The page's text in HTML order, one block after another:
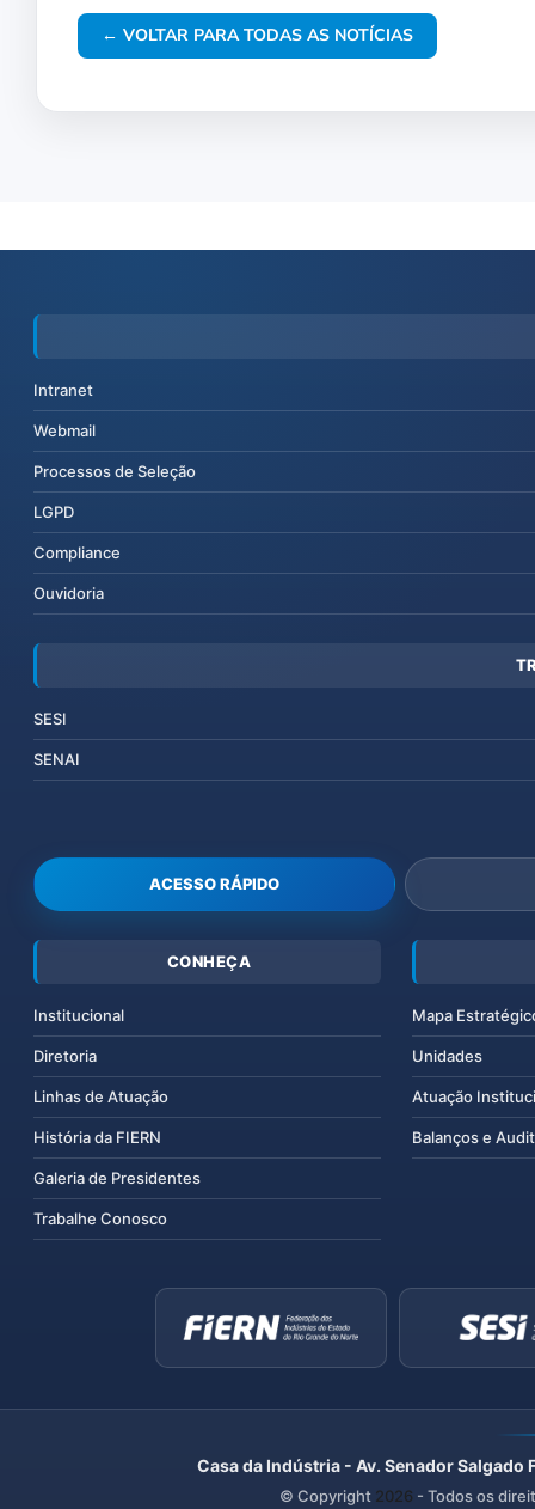
← VOLTAR PARA TODAS AS NOTÍCIAS
Intranet
Webmail
Processos de Seleção
LGPD
Compliance
Ouvidoria
SESI
SENAI
ACESSO RÁPIDO
CONHEÇA
Institucional
Diretoria
Linhas de Atuação
História da FIERN
Galeria de Presidentes
Trabalhe Conosco
Mapa
Unidades
Atuação
Balanços e
Casa da Indústria - Av. Senador
© Copyright 2026 - Todos os